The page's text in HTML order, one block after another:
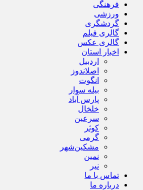
فرهنگی
ورزشی
گردشگری
گالری فیلم
گالری عکس
اخبار استان
اردبیل
اصلاندوز
انگوت
بیله سوار
پارس آباد
خلخال
سرعین
کوثر
گرمی
مشکین‌شهر
نمین
نیر
تماس با ما
درباره ما